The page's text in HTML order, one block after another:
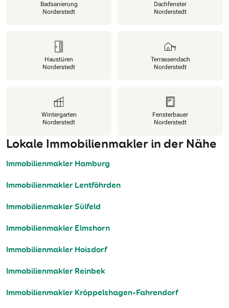
Badsanierung
Norderstedt
Dachfenster
Norderstedt
Haustüren
Norderstedt
Terrassendach
Norderstedt
Wintergarten
Norderstedt
Fensterbauer
Norderstedt
Lokale Immobilienmakler in der Nähe
Immobilienmakler Hamburg
Immobilienmakler Lentföhrden
Immobilienmakler Sülfeld
Immobilienmakler Elmshorn
Immobilienmakler Hoisdorf
Immobilienmakler Reinbek
Immobilienmakler Kröppelshagen-Fahrendorf